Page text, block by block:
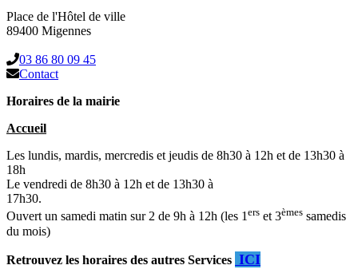
Place de l'Hôtel de ville
89400 Migennes
03 86 80 09 45
Contact
Horaires de la mairie
Accueil
Les lundis, mardis, mercredis et jeudis de 8h30 à 12h et de 13h30 à
18h
Le vendredi de 8h30 à 12h et de 13h30 à
17h30.
Ouvert un samedi matin sur 2 de 9h à 12h (les 1ers et 3èmes samedis
du mois)
Retrouvez les horaires des autres Services ICI